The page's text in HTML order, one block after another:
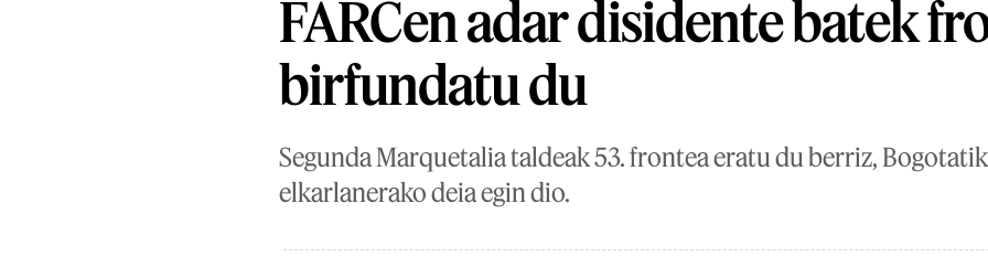
FARCen adar disidente batek
birfundatu du
Segunda Marquetalia taldeak 53. frontea eratu du berriz,
elkarlanerako deia egin dio.